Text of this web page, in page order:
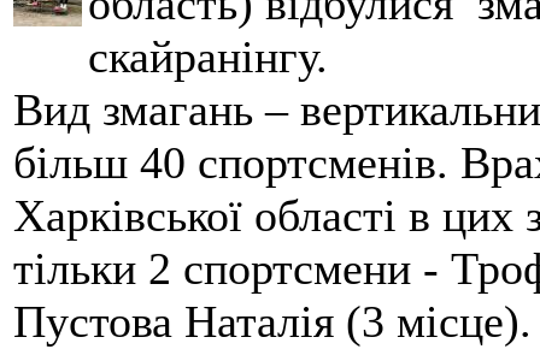
скайранінгу.
Вид змагань –
більш 40 спортсменів.
Харківської області в
тільки 2 спортсмени -
Пустова Наталія (3 місце).